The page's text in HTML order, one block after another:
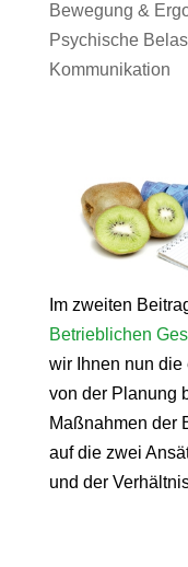
Bewegung &
Psychische
Kommunikation
Im zweiten
Betrieblichen
wir Ihnen nun die
von der Planung
Maßnahmen der
auf die zwei
und der